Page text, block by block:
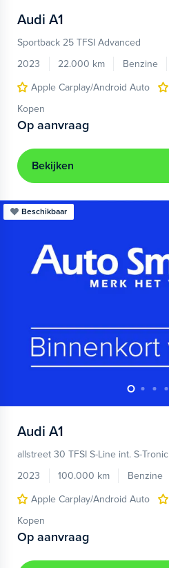
Audi A1
Sportback 25 TFSI Advanced
2023
22.000 km Benzine
Apple Carplay/Android Auto
Kopen
Op aanvraag
Bekijken
Beschikbaar
Audi A1
allstreet 30 TFSI S-Line int. S-Tronic
2023
100.000 km Benzine
Apple Carplay/Android Auto
Kopen
Op aanvraag